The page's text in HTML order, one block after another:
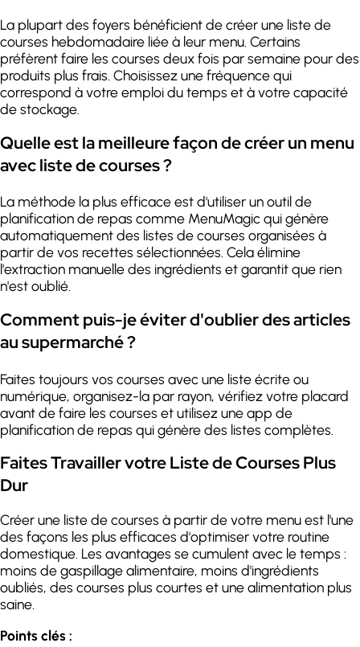
La plupart des foyers bénéficient de créer une liste de
courses hebdomadaire liée à leur menu. Certains
préfèrent faire les courses deux fois par semaine pour des
produits plus frais. Choisissez une fréquence qui
correspond à votre emploi du temps et à votre capacité
de stockage.
Quelle est la meilleure façon de créer un menu
avec liste de courses ?
La méthode la plus efficace est d'utiliser un outil de
planification de repas comme MenuMagic qui génère
automatiquement des listes de courses organisées à
partir de vos recettes sélectionnées. Cela élimine
l'extraction manuelle des ingrédients et garantit que rien
n'est oublié.
Comment puis-je éviter d'oublier des articles
au supermarché ?
Faites toujours vos courses avec une liste écrite ou
numérique, organisez-la par rayon, vérifiez votre placard
avant de faire les courses et utilisez une app de
planification de repas qui génère des listes complètes.
Faites Travailler votre Liste de Courses Plus
Dur
Créer une liste de courses à partir de votre menu est l'une
des façons les plus efficaces d'optimiser votre routine
domestique. Les avantages se cumulent avec le temps :
moins de gaspillage alimentaire, moins d'ingrédients
oubliés, des courses plus courtes et une alimentation plus
saine.
Points clés :